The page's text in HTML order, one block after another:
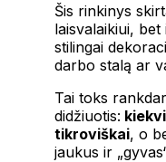
Šis rinkinys
laisvalaikiui,
stilingai
darbo stalą ar
Tai toks
didžiuotis:
tikroviškai, o
jaukus ir